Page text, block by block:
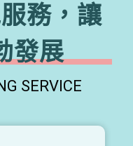
務，讓
發展
SERVICE